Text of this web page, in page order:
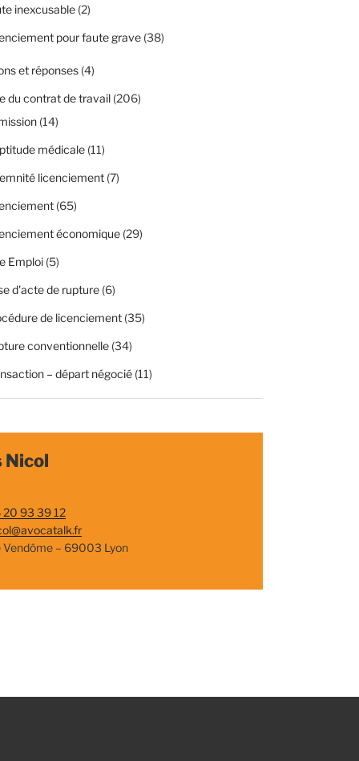
inexcusable(2)
pour faute grave(38)
et réponses(4)
du contrat de travail(206)
(14)
médicale(11)
licenciement(7)
(65)
économique(29)
Emploi(5)
d'acte de rupture(6)
de licenciement(35)
conventionnelle(34)
– départ négocié(11)
Nicol
93 39 12
Vendôme – 69003 Lyon